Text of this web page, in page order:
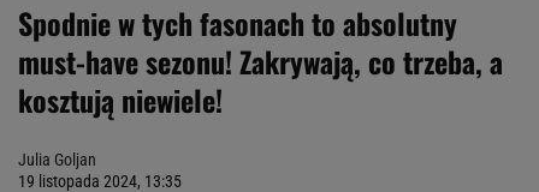
Spodnie w tych fasonach to absolutny
must-have sezonu! Zakrywają, co trzeba, a
kosztują niewiele!
Julia Goljan
19 listopada 2024, 13:35